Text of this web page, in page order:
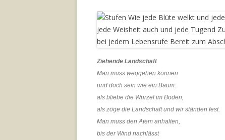
Ziehende Landschaft
Man muss weggehen können
und doch sein wie ein Baum:
als bliebe die Wurzel im Boden,
als zöge die Landschaft und wir ständen fest.
Man muss den Atem anhalten,
bis der Wind nachlässt